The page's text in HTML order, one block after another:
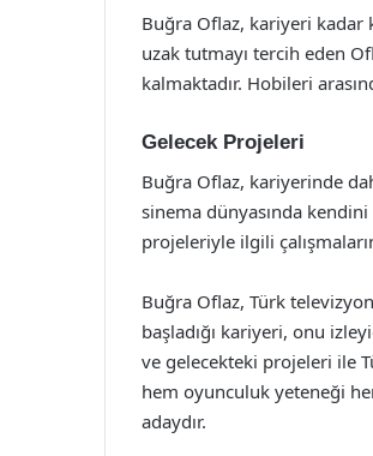
Buğra Oflaz, kariyeri kadar
uzak tutmayı tercih eden
kalmaktadır. Hobileri
Gelecek Projeleri
Buğra Oflaz, kariyerinde
sinema dünyasında
projeleriyle ilgili
Buğra Oflaz, Türk
başladığı kariyeri, onu
ve gelecekteki projeleri ile
hem oyunculuk yeteneği
adaydır.